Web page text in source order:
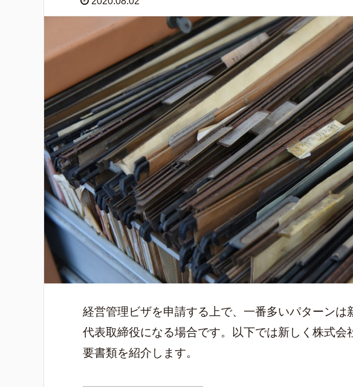
経営管理ビザを申請する上で、一番多いパターンは
代表取締役になる場合です。以下では新しく株式会
要書類を紹介します。